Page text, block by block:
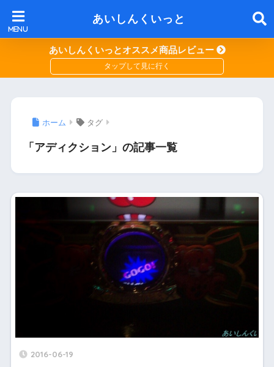
あいしんくいっと
あいしんくいっとオススメ商品レビュー
ホーム タグ
「アディクション」の記事一覧
2016-06-19